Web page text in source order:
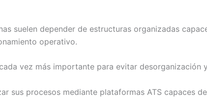
suelen depender de estructuras organizadas
operativo.
vez más importante para evitar desorganización
sus procesos mediante plataformas ATS capaces